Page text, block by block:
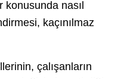
konusunda nasıl
kaçınılmaz
çalışanların